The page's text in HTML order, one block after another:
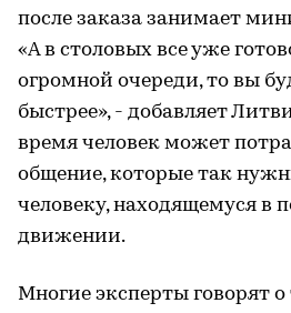
после заказа занимает
«А в столовых все уже
огромной очереди, то вы
быстрее», - добавляет
время человек может
общение, которые так
человеку, находящемуся в
движении.
Многие эксперты говорят